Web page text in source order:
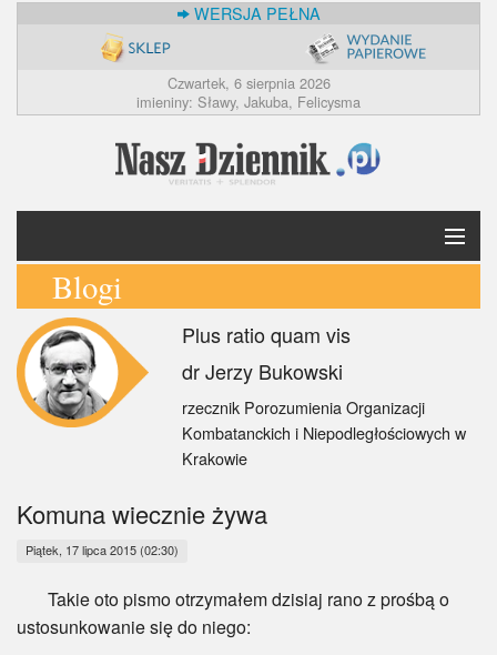
WERSJA PEŁNA
Czwartek, 6 sierpnia 2026
imieniny: Sławy, Jakuba, Felicysma
Krótko
Polska
Świat
Wiara
Sport
Blogi
Plus ratio quam vis
dr Jerzy Bukowski
rzecznik Porozumienia Organizacji
Kombatanckich i Niepodległościowych w
Krakowie
Komuna wiecznie żywa
Piątek, 17 lipca 2015 (02:30)
Takie oto pismo otrzymałem dzisiaj rano z prośbą o
ustosunkowanie się do niego: